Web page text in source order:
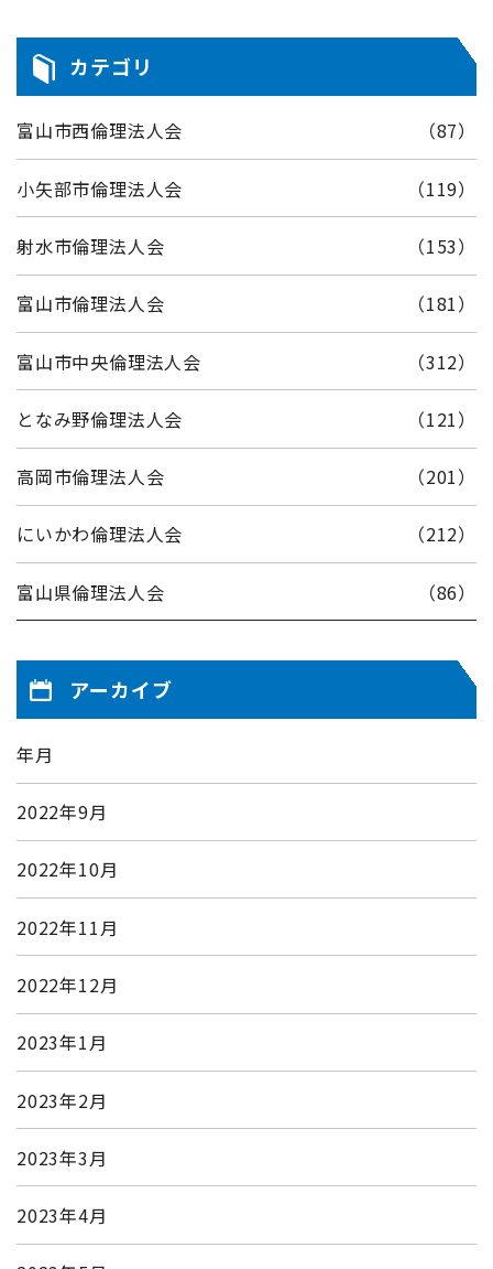
カテゴリ
富山市西倫理法人会 （87）
小矢部市倫理法人会 （119）
射水市倫理法人会 （153）
富山市倫理法人会 （181）
富山市中央倫理法人会 （312）
となみ野倫理法人会 （121）
高岡市倫理法人会 （201）
にいかわ倫理法人会 （212）
富山県倫理法人会 （86）
アーカイブ
年月
2022年9月
2022年10月
2022年11月
2022年12月
2023年1月
2023年2月
2023年3月
2023年4月